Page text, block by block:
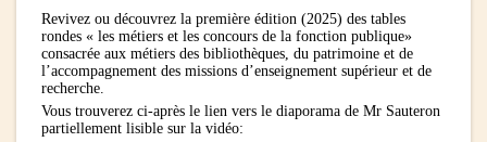
Revivez ou découvrez la première édition (2025) des tables
rondes « les métiers et les concours de la fonction publique»
consacrée aux métiers des bibliothèques, du patrimoine et de
l’accompagnement des missions d’enseignement supérieur et de
recherche.
Vous trouverez ci-après le lien vers le diaporama de Mr Sauteron
partiellement lisible sur la vidéo: